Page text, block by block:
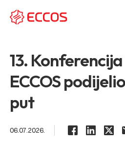
13.
ECCOS
put
06.07.2026.